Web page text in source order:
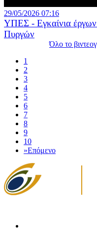
29/05/2026 07:16
ΥΠΕΣ - Εγκαίνια έργων
Πυργών
Όλο το
1
2
3
4
5
6
7
8
9
10
»Επόμενο